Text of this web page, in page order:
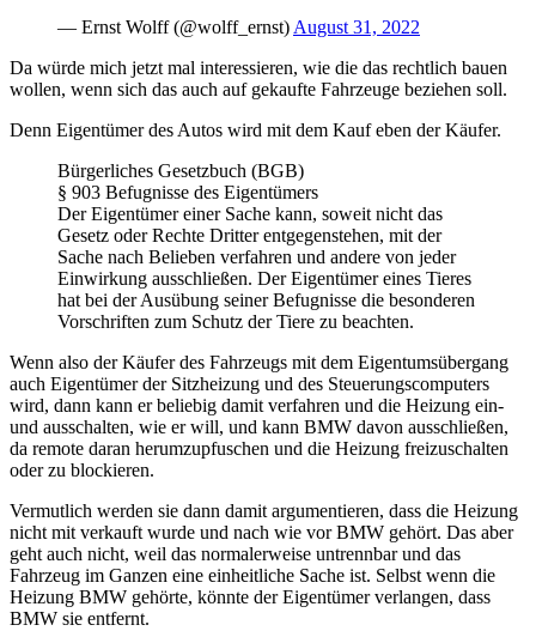
— Ernst Wolff (@wolff_ernst)August 31, 2022
Da würde mich jetzt mal interessieren, wie die das rechtlich bauen
wollen, wenn sich das auch auf gekaufte Fahrzeuge beziehen soll.
Denn Eigentümer des Autos wird mit dem Kauf eben der Käufer.
Bürgerliches Gesetzbuch (BGB)
§ 903 Befugnisse des Eigentümers
Der Eigentümer einer Sache kann, soweit nicht das
Gesetz oder Rechte Dritter entgegenstehen, mit der
Sache nach Belieben verfahren und andere von jeder
Einwirkung ausschließen. Der Eigentümer eines Tieres
hat bei der Ausübung seiner Befugnisse die besonderen
Vorschriften zum Schutz der Tiere zu beachten.
Wenn also der Käufer des Fahrzeugs mit dem Eigentumsübergang
auch Eigentümer der Sitzheizung und des Steuerungscomputers
wird, dann kann er beliebig damit verfahren und die Heizung ein-
und ausschalten, wie er will, und kann BMW davon ausschließen,
da remote daran herumzupfuschen und die Heizung freizuschalten
oder zu blockieren.
Vermutlich werden sie dann damit argumentieren, dass die Heizung
nicht mit verkauft wurde und nach wie vor BMW gehört. Das aber
geht auch nicht, weil das normalerweise untrennbar und das
Fahrzeug im Ganzen eine einheitliche Sache ist. Selbst wenn die
Heizung BMW gehörte, könnte der Eigentümer verlangen, dass
BMW sie entfernt.